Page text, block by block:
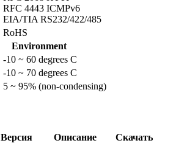
RFC 4443 ICMPv6
EIA/TIA RS232/422/485
RoHS
Environment
-10 ~ 60 degrees C
-10 ~ 70 degrees C
5 ~ 95% (non-condensing)
Версия Описание
Скачать